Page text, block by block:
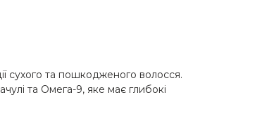
сухого та пошкодженого волосся.
та Омега-9, яке має глибокі